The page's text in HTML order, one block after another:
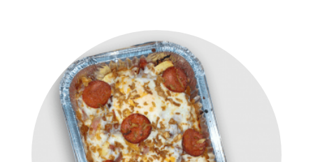
precios:
desde
€14,50
hasta
€25,90